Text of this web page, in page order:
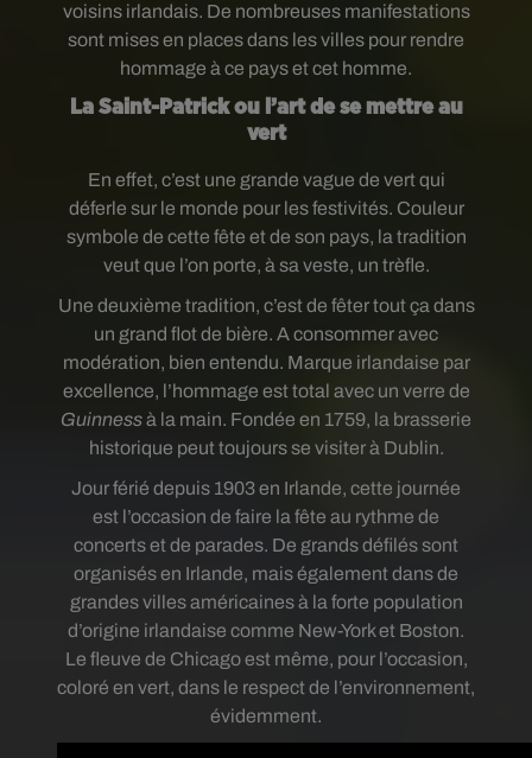
voisins irlandais. De nombreuses manifestations
sont mises en places dans les villes pour rendre
hommage à ce pays et cet homme.
La Saint-Patrick ou l’art de se mettre au
vert
En effet, c’est une grande vague de vert qui
déferle sur le monde pour les festivités. Couleur
symbole de cette fête et de son pays, la tradition
veut que l’on porte, à sa veste, un trèfle.
Une deuxième tradition, c’est de fêter tout ça dans
un grand flot de bière. A consommer avec
modération, bien entendu. Marque irlandaise par
excellence, l’hommage est total avec un verre de
Guinnessà la main. Fondée en 1759, la brasserie
historique peut toujours se visiter à Dublin.
Jour férié depuis 1903 en Irlande, cette journée
est l’occasion de faire la fête au rythme de
concerts et de parades. De grands défilés sont
organisés en Irlande, mais également dans de
grandes villes américaines à la forte population
d’origine irlandaise comme New-York et Boston.
Le fleuve de Chicago est même, pour l’occasion,
coloré en vert, dans le respect de l’environnement,
évidemment.